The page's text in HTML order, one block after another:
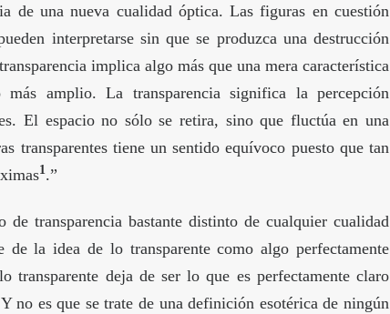
de una nueva cualidad óptica. Las figuras en cuestión
interpretarse sin que se produzca una destrucción
implica algo más que una mera característica
amplio. La transparencia significa la percepción
El espacio no sólo se retira, sino que fluctúa en una
transparentes tiene un sentido equívoco puesto que tan
1 .”
transparencia bastante distinto de cualquier cualidad
la idea de lo transparente como algo perfectamente
transparente deja de ser lo que es perfectamente claro
no es que se trate de una definición esotérica de ningún